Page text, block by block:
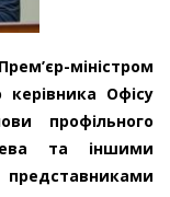
міністром
Офісу
профільного
та іншими